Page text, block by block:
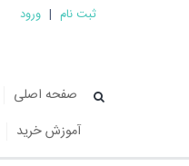
ثبت نام | ورود
صفحه اصلی
آموزش خرید